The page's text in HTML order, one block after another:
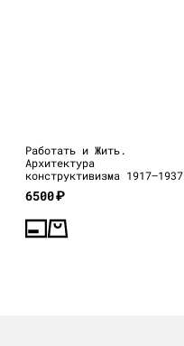
Работать и Жить.
Архитектура
конструктивизма 1917—1937
(каталог выставки)
6500₽